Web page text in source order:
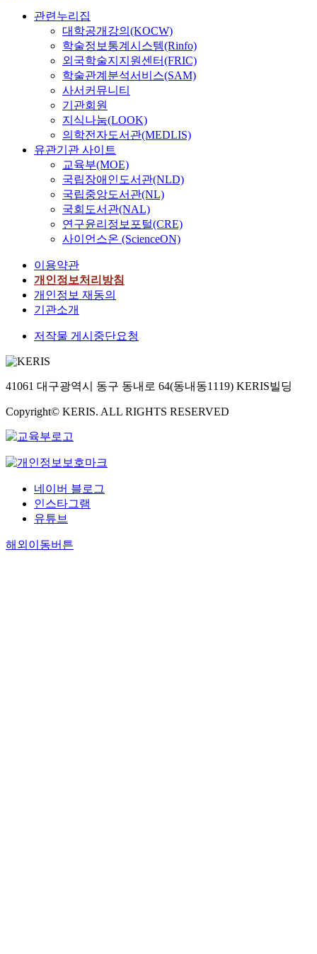
관련누리집
대학공개강의(KOCW)
학술정보통계시스템(Rinfo)
외국학술지지원센터(FRIC)
학술관계분석서비스(SAM)
사서커뮤니티
기관회원
지식나눔(LOOK)
의학전자도서관(MEDLIS)
유관기관 사이트
교육부(MOE)
국립장애인도서관(NLD)
국립중앙도서관(NL)
국회도서관(NAL)
연구윤리정보포털(CRE)
사이언스온 (ScienceON)
이용약관
개인정보처리방침
개인정보 재동의
기관소개
저작물 게시중단요청
41061 대구광역시 동구 동내로 64(동내동1119) KERIS빌딩
Copyright© KERIS. ALL RIGHTS RESERVED
네이버 블로그
인스타그램
유튜브
해외이동버튼